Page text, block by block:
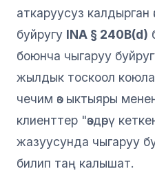
аткаруусуз калдырган
буйругу INA § 240B(d)
боюнча чыгаруу
жылдык тоскоол
чечим өз ыктыяры
клиенттер "өздөрү
жазуусунда чыгаруу
билип таң калышат.